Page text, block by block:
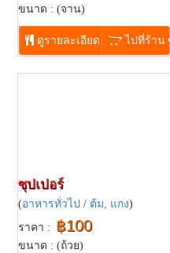
ขนาด : (จาน)
...
ดูรายละเอียด ไปที่ร้าน
ซุปเปอร์
(อาหารทั่วไป / ต้ม, แกง)
ราคา : ฿100
ขนาด : (ถ้วย)